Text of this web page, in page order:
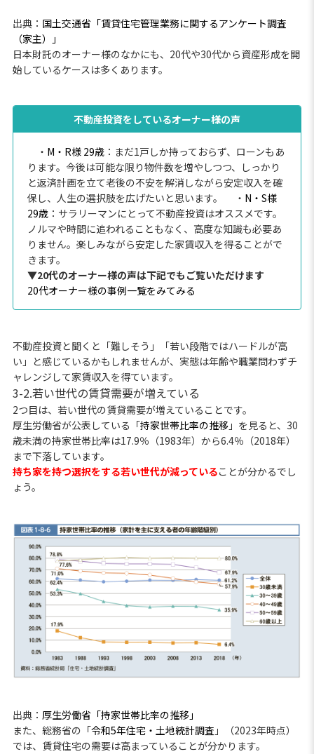
出典： 国土交通省「賃貸住宅管理業務に関するアンケート調査
（家主）」
日本財託のオーナー様のなかにも、20代や30代から資産形成を開
始しているケースは多くあります。
不動産投資をしているオーナー様の声
・ M・R様 29歳：まだ1戸しか持っておらず、ローンもあ
ります。今後は可能な限り物件数を増やしつつ、しっかり
と返済計画を立て老後の不安を解消しながら安定収入を確
保し、人生の選択肢を広げたいと思います。
・ N・S様
29歳：サラリーマンにとって不動産投資はオススメです。
ノルマや時間に追われることもなく、高度な知識も必要あ
りません。楽しみながら安定した家賃収入を得ることがで
きます。
▼20代のオーナー様の声は下記でもご覧いただけます
20代オーナー様の事例一覧をみてみる
不動産投資と聞くと「難しそう」「若い段階ではハードルが高
い」と感じているかもしれませんが、実態は年齢や職業問わずチ
ャレンジして家賃収入を得ています。
3-2.若い世代の賃貸需要が増えている
2つ目は、若い世代の賃貸需要が増えていることです。
厚生労働省が公表している「持家世帯比率の推移」を見ると、30
歳未満の持家世帯比率は17.9％（1983年）から6.4％（2018年）
まで下落しています。
持ち家を持つ選択をする若い世代が減っていることが分かるでし
ょう。
出典： 厚生労働省「持家世帯比率の推移」
また、総務省の「令和5年住宅・土地統計調査 」（2023年時点）
では、賃貸住宅の需要は高まっていることが分かります。